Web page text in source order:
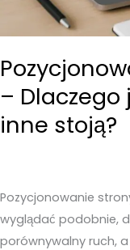
– Dlaczego
inne stoją?
Pozycjonowanie
wyglądać podobnie,
porównywalny ruch,